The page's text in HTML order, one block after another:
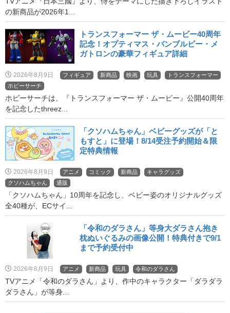
の新商品が2026年1...
トランスフォーマー ザ・ムービー40周年
記念！オプティマス・バンブルビー・メ
ガトロンの豪華フィギュア詳細
2026年8月9日 フィギュア 新商品 映画 玩具
トランスフォーマー
ホビーサーチ
ホビーサーチは、『トランスフォーマー ザ・ムービー』公開40周年
を記念したthreez...
「クソハムちゃん」ベビーグッズが「と
もすと」に登場！8/14受注予約開始＆限
定特典情報
2026年8月9日 アニメ コミック 新商品
キャラグッズ
クソハムちゃん
通販
「クソハムちゃん」10周年を記念し、ベビー姿のオリジナルグッズ
全40種が、ECサイ...
「令和のダラさん」等身大ダラさん抱き
枕ぬいぐるみの画像公開！特典付きで9/1
まで予約受付中
2026年8月9日 アニメ 新商品 玩具 令和のダラさん
TVアニメ「令和のダラさん」より、作中のキャラクター「ダラダラ
ダラさん」が等身...